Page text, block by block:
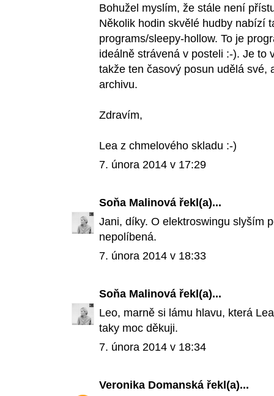
Bohužel myslím, že stále není
Několik hodin skvělé hudby nabízí
programs/sleepy-hollow. To je
ideálně strávená v posteli :-). Je to
takže ten časový posun udělá své,
archivu.
Zdravím,
Lea z chmelového skladu :-)
7. února 2014 v 17:29
Soňa Malinová řekl(a)...
Jani, díky. O elektroswingu slyším
nepolíbená.
7. února 2014 v 18:33
Soňa Malinová řekl(a)...
Leo, marně si lámu hlavu, která
taky moc děkuji.
7. února 2014 v 18:34
Veronika Domanská řekl(a)...